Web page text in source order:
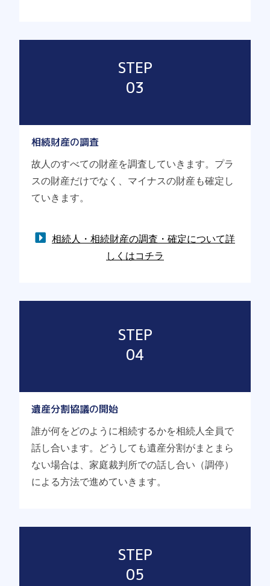
STEP
03
相続財産の調査
故人のすべての財産を調査していきます。プラ
スの財産だけでなく、マイナスの財産も確定し
ていきます。
相続人・相続財産の調査・確定について詳
しくはコチラ
STEP
04
遺産分割協議の開始
誰が何をどのように相続するかを相続人全員で
話し合います。どうしても遺産分割がまとまら
ない場合は、家庭裁判所での話し合い（調停）
による方法で進めていきます。
STEP
05